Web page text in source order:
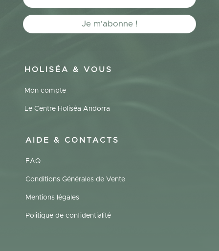
Je m'abonne !
HOLISÉA & VOUS
Mon compte
Le Centre Holiséa Andorra
AIDE & CONTACTS
FAQ
Conditions Générales de Vente
Mentions légales
Politique de confidentialité